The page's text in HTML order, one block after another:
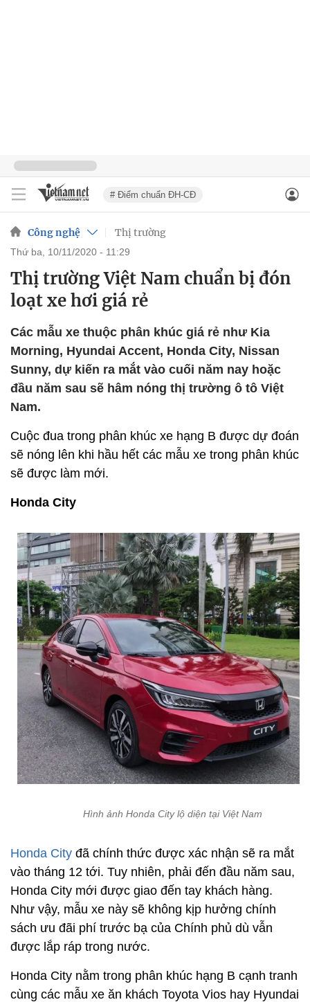
# Điểm chuẩn ĐH-CĐ
Công nghệ Thị trường
thứ ba, 10/11/2020 - 11:29
Thị trường Việt Nam chuẩn bị đón
loạt xe hơi giá rẻ
Các mẫu xe thuộc phân khúc giá rẻ như Kia
Morning, Hyundai Accent, Honda City, Nissan
Sunny, dự kiến ra mắt vào cuối năm nay hoặc
đầu năm sau sẽ hâm nóng thị trường ô tô Việt
Nam.
Cuộc đua trong phân khúc xe hạng B được dự đoán
sẽ nóng lên khi hầu hết các mẫu xe trong phân khúc
sẽ được làm mới.
Honda City
Hình ảnh Honda City lộ diện tại Việt Nam
Honda City đã chính thức được xác nhận sẽ ra mắt
vào tháng 12 tới. Tuy nhiên, phải đến đầu năm sau,
Honda City mới được giao đến tay khách hàng.
Như vậy, mẫu xe này sẽ không kịp hưởng chính
sách ưu đãi phí trước bạ của Chính phủ dù vẫn
được lắp ráp trong nước.
Honda City nằm trong phân khúc hạng B cạnh tranh
cùng các mẫu xe ăn khách Toyota Vios hay Hyundai